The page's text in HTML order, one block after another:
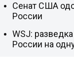
Сенат США
России
WSJ:
России на